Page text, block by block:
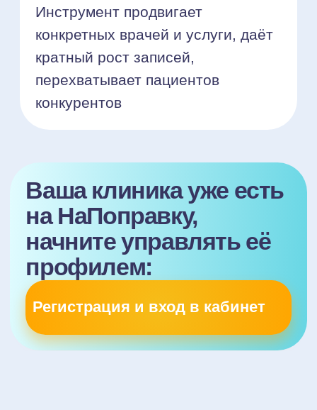
Затем выбирают клинику или
врача из списка. Они фильтруются
по отзывам, рейтингу, району
и другим критериям.
записывается на приём напрямую
через НаПоправку в 2 клика,
Какие проблемы
медицинских
центров решает наш
сервис?
Приводит поток пациентов
НаПоправку круглосуточно
обеспечивает стабильный поток
записей, поэтому вы сможете
закрыть пустые окна к врачам